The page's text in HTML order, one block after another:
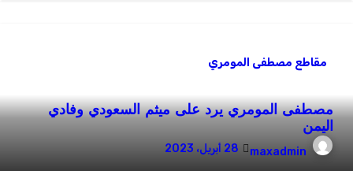
مقاطع مصطفى المومري
مصطفى المومري يرد على ميثم السعودي وفادي
اليمن
maxadmin 28 أبريل، 2023